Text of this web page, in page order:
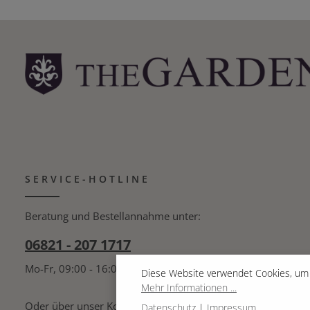
SERVICE-HOTLINE
Beratung und Bestellannahme unter:
06821 - 207 1717
Mo-Fr, 09:00 - 16:00 Uhr
Oder über unser Kontaktformular .
Diese Website verwendet Cookies,
Mehr Informationen ...